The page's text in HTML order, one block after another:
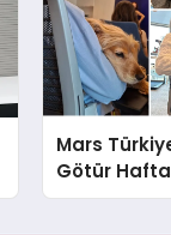
Mars
Götür